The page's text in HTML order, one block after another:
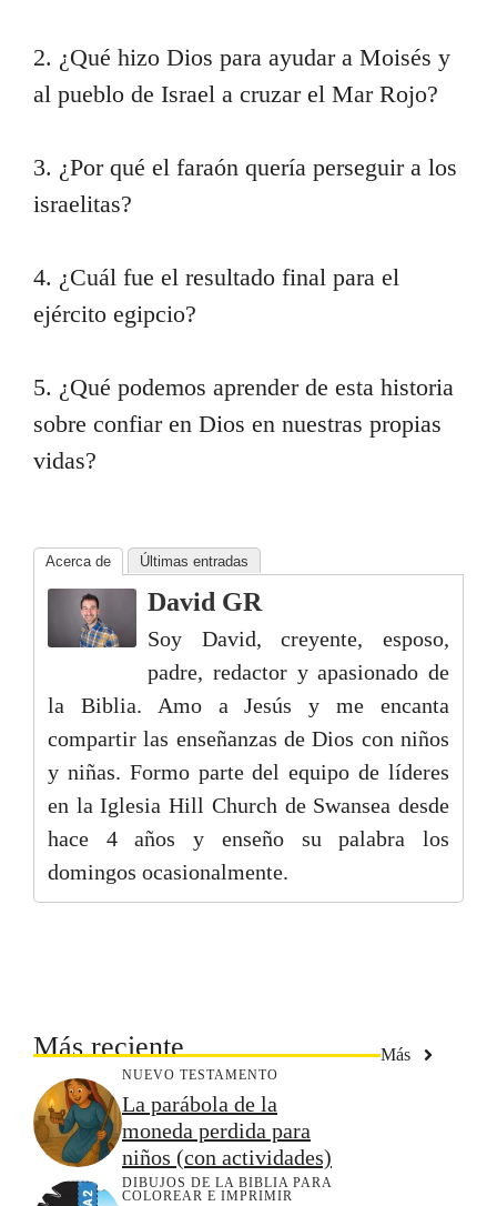
2. ¿Qué hizo Dios para ayudar a Moisés y
al pueblo de Israel a cruzar el Mar Rojo?
3. ¿Por qué el faraón quería perseguir a los
israelitas?
4. ¿Cuál fue el resultado final para el
ejército egipcio?
5. ¿Qué podemos aprender de esta historia
sobre confiar en Dios en nuestras propias
vidas?
Acerca de Últimas entradas
David GR
Soy David, creyente, esposo,
padre, redactor y apasionado de
la Biblia. Amo a Jesús y me encanta
compartir las enseñanzas de Dios con niños
y niñas. Formo parte del equipo de líderes
en la Iglesia Hill Church de Swansea desde
hace 4 años y enseño su palabra los
domingos ocasionalmente.
Más reciente Más
NUEVO TESTAMENTO
La parábola de la
moneda perdida para
niños (con actividades)
DIBUJOS DE LA BIBLIA PARA
COLOREAR E IMPRIMIR